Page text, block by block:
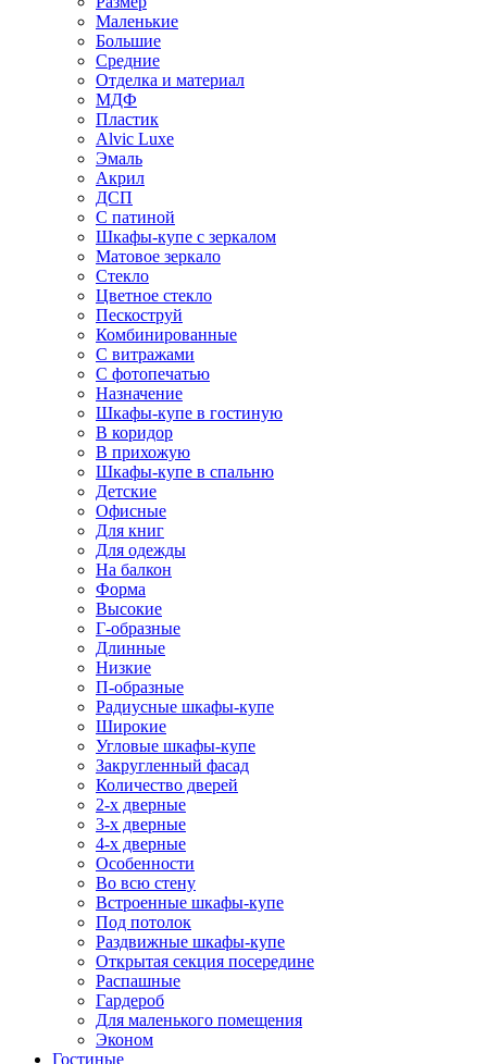
Маленькие
Большие
Средние
Отделка и материал
МДФ
Пластик
Alvic Luxe
Эмаль
Акрил
ДСП
С патиной
Шкафы-купе с зеркалом
Матовое зеркало
Стекло
Цветное стекло
Пескоструй
Комбинированные
С витражами
С фотопечатью
Назначение
Шкафы-купе в гостиную
В коридор
В прихожую
Шкафы-купе в спальню
Детские
Офисные
Для книг
Для одежды
На балкон
Форма
Высокие
Г-образные
Длинные
Низкие
П-образные
Радиусные шкафы-купе
Широкие
Угловые шкафы-купе
Закругленный фасад
Количество дверей
2-х дверные
3-х дверные
4-х дверные
Особенности
Во всю стену
Встроенные шкафы-купе
Под потолок
Раздвижные шкафы-купе
Открытая секция посередине
Распашные
Гардероб
Для маленького помещения
Эконом
Гостиные